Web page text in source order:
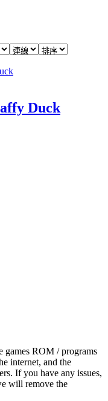
Duck
ROM / programs
internet, and the
If you have any issues,
will remove the